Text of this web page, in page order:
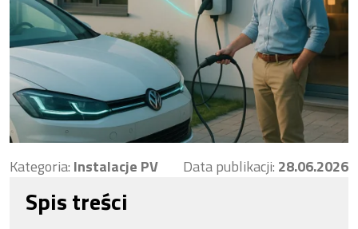
Kategoria: Instalacje PV Data publikacji: 28.06.2026
Spis treści